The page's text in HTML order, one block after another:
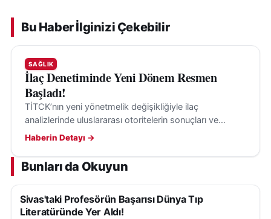
Bu Haber İlginizi Çekebilir
SAĞLIK
İlaç Denetiminde Yeni Dönem Resmen
Başladı!
TİTCK’nın yeni yönetmelik değişikliğiyle ilaç
analizlerinde uluslararası otoritelerin sonuçları ve
kılavuzları, belirli şartlarla değerlendirmeye alınabilecek.
Haberin Detayı →
Bunları da Okuyun
SAĞLIK
Sivas'taki Profesörün Başarısı Dünya Tıp
Literatüründe Yer Aldı!